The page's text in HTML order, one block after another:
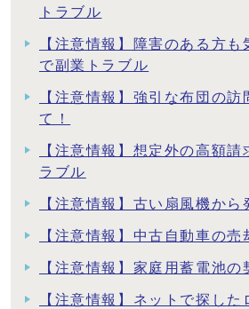
トラブル
【注意情報】障害のある方
で副業トラブル
【注意情報】強引な布団の
て！
【注意情報】想定外の高額請
ラブル
【注意情報】古い扇風機から
【注意情報】中古自動車の売
【注意情報】家庭用蓄電池の
【注意情報】ネットで探し